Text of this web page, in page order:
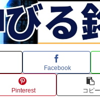
Facebook
Pinterest コピー